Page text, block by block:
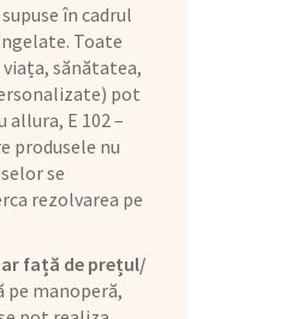
în cadrul
Toate
sănătatea,
pot
E 102 –
produsele nu
se
rezolvarea pe
față de prețul/
pe manoperă,